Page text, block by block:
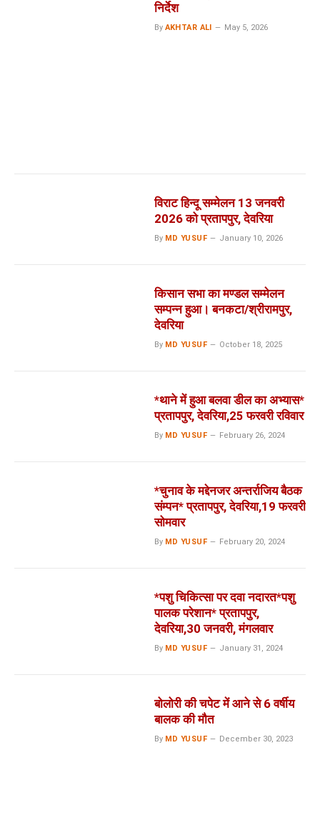
निर्देश
By AKHTAR ALI May 5, 2026
विराट हिन्दू सम्मेलन 13 जनवरी
2026 को प्रतापपुर, देवरिया
By MD YUSUF January 10, 2026
किसान सभा का मण्डल सम्मेलन
सम्पन्न हुआ। बनकटा/श्रीरामपुर,
देवरिया
By MD YUSUF October 18, 2025
*थाने में हुआ बलवा डील का अभ्यास*
प्रतापपुर, देवरिया,25 फरवरी रविवार
By MD YUSUF February 26, 2024
*चुनाव के मद्देनजर अन्तर्राजिय बैठक
संम्पन* प्रतापपुर, देवरिया,19 फरवरी
सोमवार
By MD YUSUF February 20, 2024
*पशु चिकित्सा पर दवा नदारत*पशु
पालक परेशान* प्रतापपुर,
देवरिया,30 जनवरी, मंगलवार
By MD YUSUF January 31, 2024
बोलोरी की चपेट में आने से 6 वर्षीय
बालक की मौत
By MD YUSUF December 30, 2023